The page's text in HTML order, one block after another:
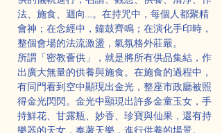
法、施食、迴向……。在持咒中，每個人都聚精
會神；在念經中，鐘鼓齊鳴；在演化手印時，
整個會場的法流激盪，氣氛格外莊嚴。
所謂「密教薈供」，就是將所有供品集結，作
出廣大無量的供養與施食。在施食的過程中，
有同門看到空中顯現出金光，整座市政廳被照
得金光閃閃。金光中顯現出許多金童玉女，手
持鮮花、甘露瓶、妙香、珍寶與仙果，還有持
樂器的天女，奏著天樂，進行供養的場景。